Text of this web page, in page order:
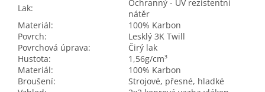
Lak:
Ochranný - UV rezistentní
nátěr
Materiál:
100% Karbon
Povrch:
Lesklý 3K Twill
Povrchová úprava:
Čirý lak
Hustota:
1,56g/cm³
Materiál:
100% Karbon
Broušení:
Strojové, přesné, hladké